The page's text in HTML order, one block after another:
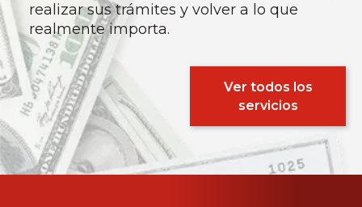
realizar sus trámites y volver a lo que
realmente importa.
Ver todos los
servicios